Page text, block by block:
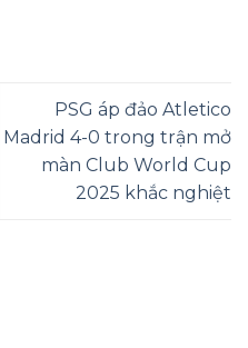
PSG áp đảo Atletico
Madrid 4-0 trong trận mở
màn Club World Cup
2025 khắc nghiệt